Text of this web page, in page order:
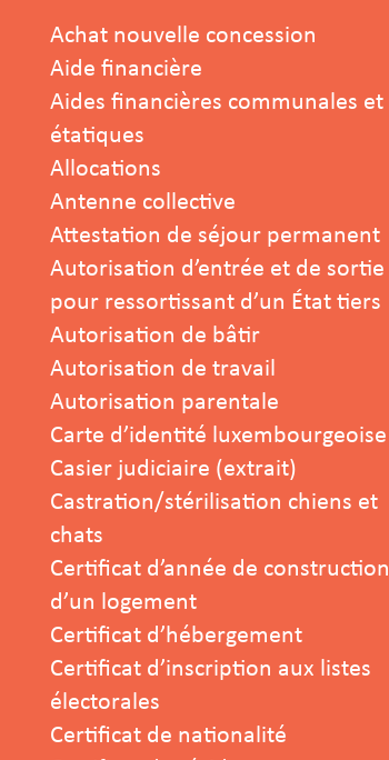
Achat nouvelle concession
Aide financière
Aides financières communales et
étatiques
Allocations
Antenne collective
Attestation de séjour permanent
Autorisation d’entrée et de sortie
pour ressortissant d’un État tiers
Autorisation de bâtir
Autorisation de travail
Autorisation parentale
Carte d’identité luxembourgeoise
Casier judiciaire (extrait)
Castration/stérilisation chiens et
chats
Certificat d’année de construction
d’un logement
Certificat d’hébergement
Certificat d’inscription aux listes
électorales
Certificat de nationalité